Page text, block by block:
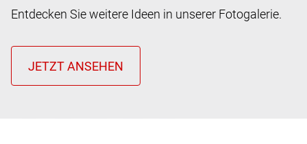
Entdecken Sie weitere Ideen in unserer Fotogalerie.